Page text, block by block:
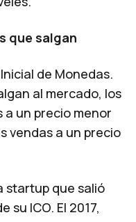
que salgan
de Monedas.
al mercado, los
un precio menor
vendas a un precio
startup que salió
su ICO. El 2017,